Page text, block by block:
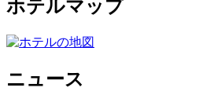
ホテルマップ
ニュース